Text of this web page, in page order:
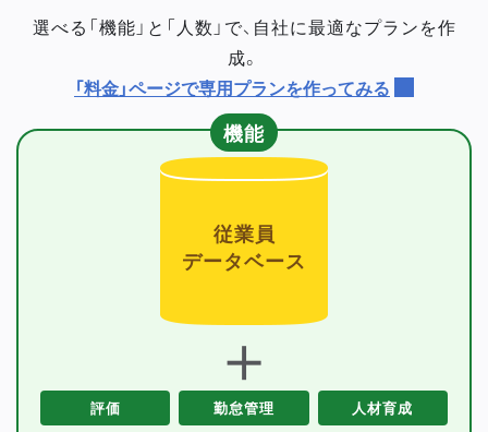
選べる「機能」と「人数」で、自社に最適なプランを作
成。
「料金」ページで専用プランを作ってみる
機能
従業員
データベース
＋
評価 勤怠管理 人材育成